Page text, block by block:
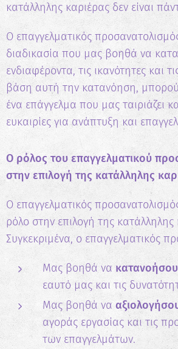
κατάλληλης καριέρας δεν είναι
Ο επαγγελματικός
διαδικασία που μας βοηθά να
ενδιαφέροντα, τις ικανότητες και
βάση αυτή την κατανόηση,
ένα επάγγελμα που μας ταιριάζει
ευκαιρίες για ανάπτυξη και
Ο ρόλος του επαγγελματικού
στην επιλογή της κατάλληλης
Ο επαγγελματικός
ρόλο στην επιλογή της κατάλληλης
Συγκεκριμένα, ο επαγγελματικός
Μας βοηθά να
εαυτό μας και τις
Μας βοηθά να
αγοράς εργασίας και τις
των επαγγελμάτων.